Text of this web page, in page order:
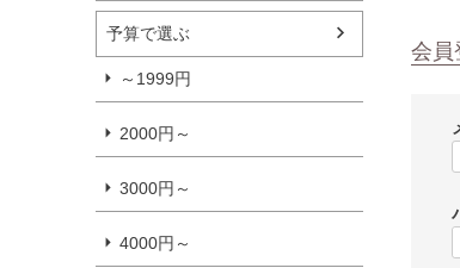
予算で選ぶ
～1999円
2000円～
3000円～
4000円～
会員